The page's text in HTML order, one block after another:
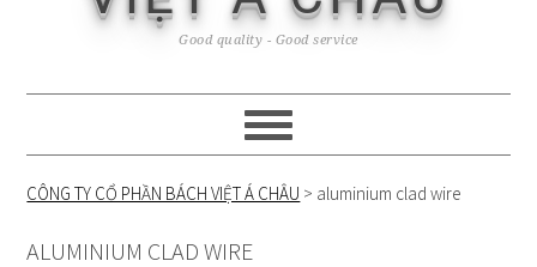
Good quality - Good service
CÔNG TY CỔ PHẦN BÁCH VIỆT Á CHÂU > aluminium clad wire
ALUMINIUM CLAD WIRE